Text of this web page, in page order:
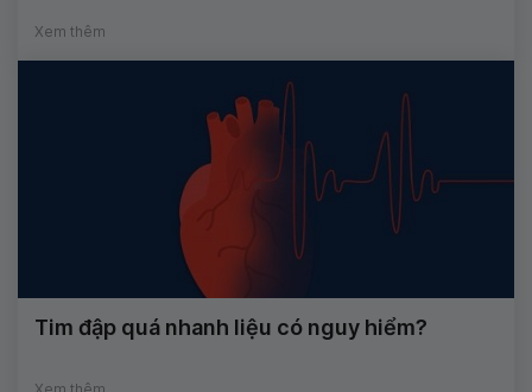
Xem thêm
Tim đập quá nhanh liệu có nguy hiểm?